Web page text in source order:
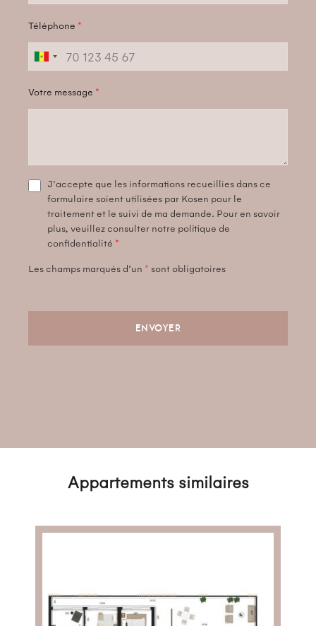
Téléphone *
Votre message *
J'accepte que les informations recueillies dans ce
formulaire soient utilisées par Kosen pour le
traitement et le suivi de ma demande. Pour en savoir
plus, veuillez consulter notre politique de
confidentialité *
Les champs marqués d’un * sont obligatoires
Appartements similaires